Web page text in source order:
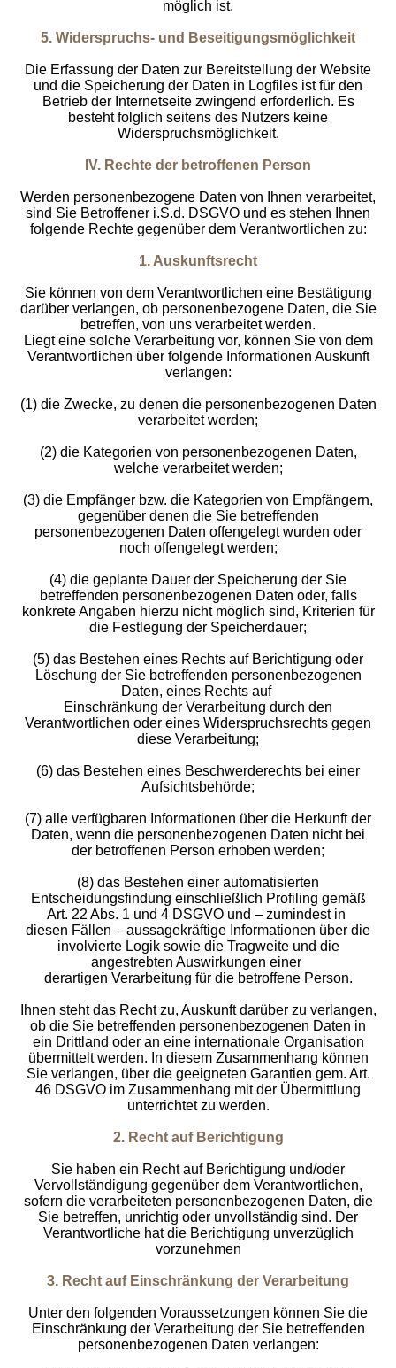
möglich ist.
5. Widerspruchs- und Beseitigungsmöglichkeit
Die Erfassung der Daten zur Bereitstellung der Website
und die Speicherung der Daten in Logfiles ist für den
Betrieb der Internetseite zwingend erforderlich. Es
besteht folglich seitens des Nutzers keine
Widerspruchsmöglichkeit.
IV. Rechte der betroffenen Person
Werden personenbezogene Daten von Ihnen verarbeitet,
sind Sie Betroffener i.S.d. DSGVO und es stehen Ihnen
folgende Rechte gegenüber dem Verantwortlichen zu:
1. Auskunftsrecht
Sie können von dem Verantwortlichen eine Bestätigung
darüber verlangen, ob personenbezogene Daten, die Sie
betreffen, von uns verarbeitet werden.
Liegt eine solche Verarbeitung vor, können Sie von dem
Verantwortlichen über folgende Informationen Auskunft
verlangen:
(1) die Zwecke, zu denen die personenbezogenen Daten
verarbeitet werden;
(2) die Kategorien von personenbezogenen Daten,
welche verarbeitet werden;
(3) die Empfänger bzw. die Kategorien von Empfängern,
gegenüber denen die Sie betreffenden
personenbezogenen Daten offengelegt wurden oder
noch offengelegt werden;
(4) die geplante Dauer der Speicherung der Sie
betreffenden personenbezogenen Daten oder, falls
konkrete Angaben hierzu nicht möglich sind, Kriterien für
die Festlegung der Speicherdauer;
(5) das Bestehen eines Rechts auf Berichtigung oder
Löschung der Sie betreffenden personenbezogenen
Daten, eines Rechts auf
Einschränkung der Verarbeitung durch den
Verantwortlichen oder eines Widerspruchsrechts gegen
diese Verarbeitung;
(6) das Bestehen eines Beschwerderechts bei einer
Aufsichtsbehörde;
(7) alle verfügbaren Informationen über die Herkunft der
Daten, wenn die personenbezogenen Daten nicht bei
der betroffenen Person erhoben werden;
(8) das Bestehen einer automatisierten
Entscheidungsfindung einschließlich Profiling gemäß
Art. 22 Abs. 1 und 4 DSGVO und – zumindest in
diesen Fällen – aussagekräftige Informationen über die
involvierte Logik sowie die Tragweite und die
angestrebten Auswirkungen einer
derartigen Verarbeitung für die betroffene Person.
Ihnen steht das Recht zu, Auskunft darüber zu verlangen,
ob die Sie betreffenden personenbezogenen Daten in
ein Drittland oder an eine internationale Organisation
übermittelt werden. In diesem Zusammenhang können
Sie verlangen, über die geeigneten Garantien gem. Art.
46 DSGVO im Zusammenhang mit der Übermittlung
unterrichtet zu werden.
2. Recht auf Berichtigung
Sie haben ein Recht auf Berichtigung und/oder
Vervollständigung gegenüber dem Verantwortlichen,
sofern die verarbeiteten personenbezogenen Daten, die
Sie betreffen, unrichtig oder unvollständig sind. Der
Verantwortliche hat die Berichtigung unverzüglich
vorzunehmen
3. Recht auf Einschränkung der Verarbeitung
Unter den folgenden Voraussetzungen können Sie die
Einschränkung der Verarbeitung der Sie betreffenden
personenbezogenen Daten verlangen: